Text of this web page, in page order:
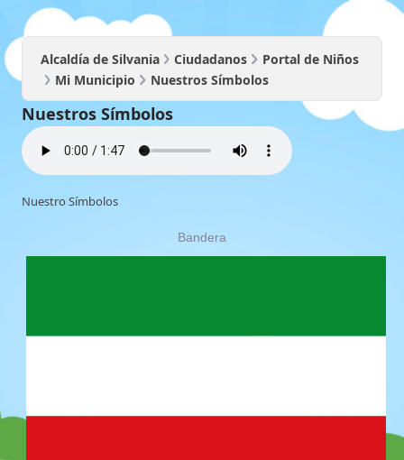
Alcaldía de Silvania Ciudadanos
Portal de Niños
Mi Municipio
Nuestros Símbolos
Nuestros Símbolos
Nuestro Símbolos​
Bandera